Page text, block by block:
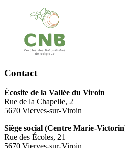
Contact
Écosite de la Vallée du Viroin
Rue de la Chapelle, 2
5670 Vierves-sur-Viroin
Siège social (Centre Marie-
Rue des Écoles, 21